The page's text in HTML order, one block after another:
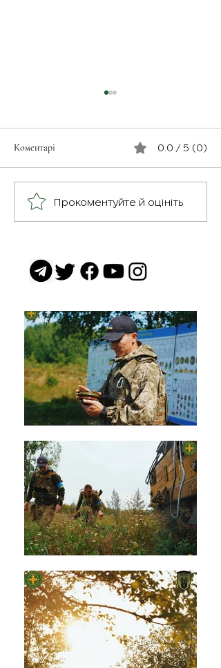
З турботою про своїх
Коментарі 0.0 / 5 (0)
Прокоментуйте й оцініть